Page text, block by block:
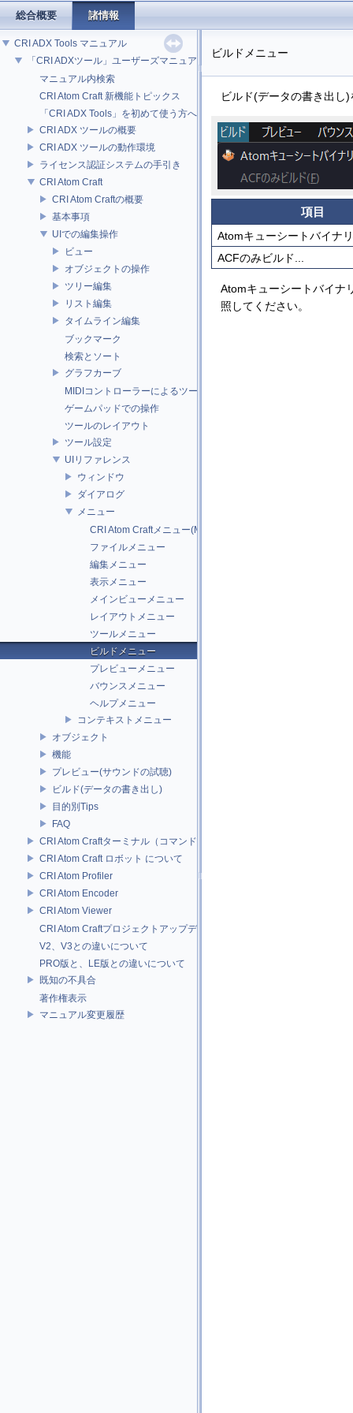
総合概要 諸情報
CRI ADX Tools マニュアル
「CRI ADXツール」ユーザーズマニュアル
マニュアル内検索
CRI Atom Craft 新機能トピックス
「CRI ADX Tools」を初めて使う方へ
CRI ADX ツールの概要
CRI ADX ツールの動作環境
ライセンス認証システムの手引き
CRI Atom Craft
CRI Atom Craftの概要
基本事項
UIでの編集操作
ビュー
オブジェクトの操作
ツリー編集
リスト編集
タイムライン編集
ブックマーク
検索とソート
グラフカーブ
MIDIコントローラーによるツール操作
ゲームパッドでの操作
ツールのレイアウト
ツール設定
UIリファレンス
ウィンドウ
ダイアログ
メニュー
CRI Atom Craftメニュー(Mac版のみ)
ファイルメニュー
編集メニュー
表示メニュー
メインビューメニュー
レイアウトメニュー
ツールメニュー
ビルドメニュー
プレビューメニュー
バウンスメニュー
ヘルプメニュー
コンテキストメニュー
オブジェクト
機能
プレビュー(サウンドの試聴)
ビルド(データの書き出し)
目的別Tips
FAQ
CRI Atom Craftターミナル（コマンドライン）ビルドについて
CRI Atom Craft ロボット について
CRI Atom Profiler
CRI Atom Encoder
CRI Atom Viewer
CRI Atom Craftプロジェクトアップデータについて
V2、V3との違いについて
PRO版と、LE版との違いについて
既知の不具合
著作権表示
マニュアル変更履歴
ビルドメニュー
ビルド(データの書き出し
項目
Atomキューシートバイナ
ACFのみビルド...
Atomキューシートバイナ
照してください。